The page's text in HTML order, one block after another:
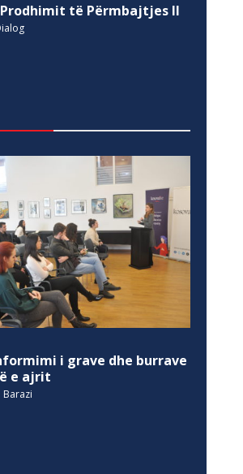
të Përmbajtjes II
i grave dhe burrave
e ajrit
Barazi